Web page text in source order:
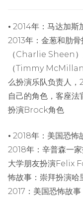
• 2014年：马达加斯
2013年：金葱和肋骨
（Charlie Sheen）
（Timmy
么扮演乐队负责人
自己的角色，客座
扮演Brock角色
• 2018年：美国恐
2018年：辛普森一家
大学朋友扮演Felix
怖故事：崇拜扮演
2017：美国恐怖故